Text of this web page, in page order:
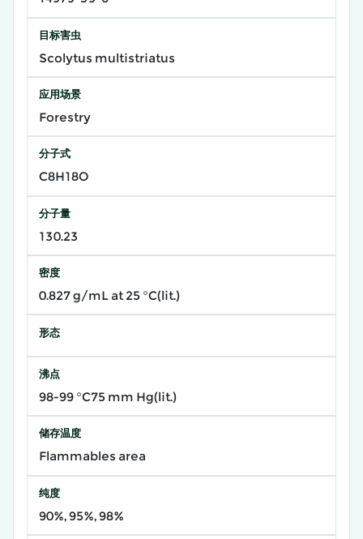
目标害虫
Scolytus multistriatus
应用场景
Forestry
分子式
C8H18O
分子量
130.23
密度
0.827 g/mL at 25 °C(lit.)
形态
沸点
98-99 °C75 mm Hg(lit.)
储存温度
Flammables area
纯度
90%, 95%, 98%